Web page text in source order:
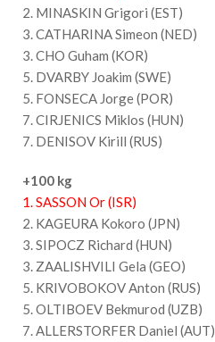
2. MINASKIN Grigori (EST)
3. CATHARINA Simeon (NED)
3. CHO Guham (KOR)
5. DVARBY Joakim (SWE)
5. FONSECA Jorge (POR)
7. CIRJENICS Miklos (HUN)
7. DENISOV Kirill (RUS)
+100 kg
1. SASSON Or (ISR)
2. KAGEURA Kokoro (JPN)
3. SIPOCZ Richard (HUN)
3. ZAALISHVILI Gela (GEO)
5. KRIVOBOKOV Anton (RUS)
5. OLTIBOEV Bekmurod (UZB)
7. ALLERSTORFER Daniel (AUT)